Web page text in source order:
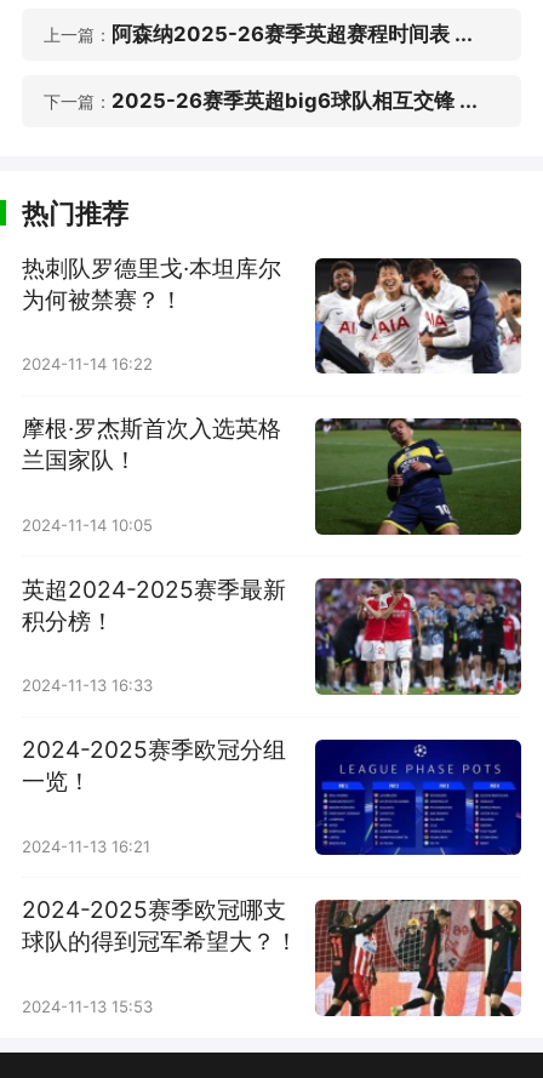
上一篇： 阿森纳2025-26赛季英超赛程时间表 ...
下一篇： 2025-26赛季英超big6球队相互交锋 ...
热门推荐
热刺队罗德里戈·本坦库尔
为何被禁赛？！
2024-11-14 16:22
摩根·罗杰斯首次入选英格
兰国家队！
2024-11-14 10:05
英超2024-2025赛季最新
积分榜！
2024-11-13 16:33
2024-2025赛季欧冠分组
一览！
2024-11-13 16:21
2024-2025赛季欧冠哪支
球队的得到冠军希望大？！
2024-11-13 15:53